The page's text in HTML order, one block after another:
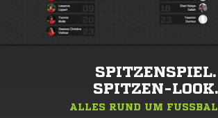
SPITZENSPIEL.
SPITZEN-LOOK.
ALLES RUND UM